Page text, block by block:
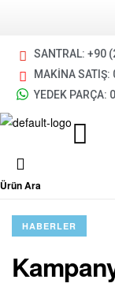
SANTRAL: +90
MAKİNA
YEDEK PARÇA:
Ürün Ara
HABERLER